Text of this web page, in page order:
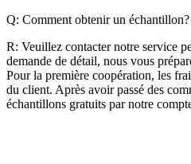
Q: Comment obtenir un échantillon?
R: Veuillez contacter notre service
demande de détail, nous vous
Pour la première coopération, les
du client. Après avoir passé des
échantillons gratuits par notre